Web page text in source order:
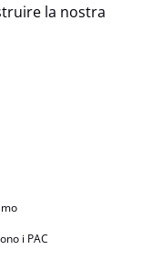
la nostra
i PAC